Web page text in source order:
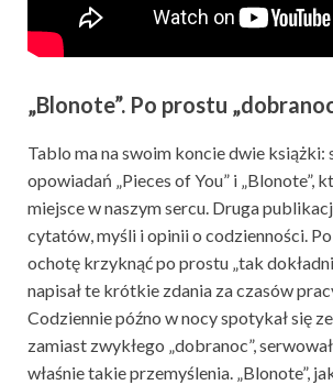
„Blonote”. Po prostu
Tablo ma na swoim koncie dwie
opowiadań „Pieces of You” i „Blonote”,
miejsce w naszym sercu. Druga
cytatów, myśli i opinii o codzienności.
ochotę krzyknąć po prostu „tak
napisał te krótkie zdania za czasów
Codziennie późno w nocy spotykał się
zamiast zwykłego „dobranoc”,
właśnie takie przemyślenia. „Blonote”,